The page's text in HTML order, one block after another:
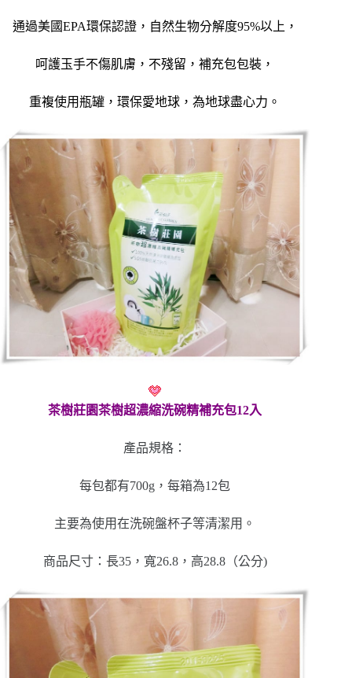
通過美國EPA環保認證，自然生物分解度95%以上，
呵護玉手不傷肌膚，不殘留，補充包包裝，
重複使用瓶罐，環保愛地球，為地球盡心力。
茶樹莊園茶樹超濃縮洗碗精補充包12入
產品規格：
每包都有700g，每箱為12包
主要為使用在洗碗盤杯子等清潔用。
商品尺寸：長35，寬26.8，高28.8（公分)